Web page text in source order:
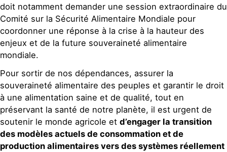
doit notamment demander une session extraordinaire du
Comité sur la Sécurité Alimentaire Mondiale pour
coordonner une réponse à la crise à la hauteur des
enjeux et de la future souveraineté alimentaire
mondiale.
Pour sortir de nos dépendances, assurer la
souveraineté alimentaire des peuples et garantir le droit
à une alimentation saine et de qualité, tout en
préservant la santé de notre planète, il est urgent de
soutenir le monde agricole et d’engager la transition
des modèles actuels de consommation et de
production alimentaires vers des systèmes réellement